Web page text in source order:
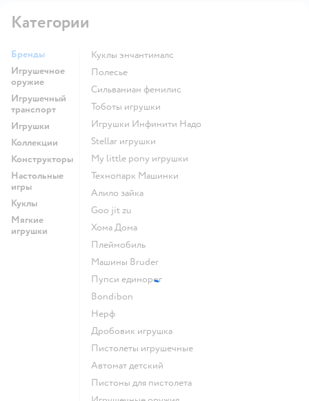
Категории
Бренды
Игрушечное
оружие
Игрушечный
транспорт
Игрушки
Коллекции
Конструкторы
Настольные
игры
Куклы
Мягкие
игрушки
Куклы энчантималс
Полесье
Сильваниан фемилис
Тоботы игрушки
Игрушки Инфинити Надо
Stellar игрушки
my little pony игрушки
Технопарк Машинки
Алило зайка
Goo jit zu
Хома Дома
Плеймобиль
Машины Bruder
Пупси единорог
Bondibon
Нерф
Дробовик игрушка
Пистолеты игрушечные
Автомат детский
Пистоны для пистолета